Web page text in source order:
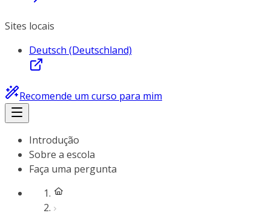
Sites locais
Deutsch (Deutschland)
Recomende um curso para mim
Introdução
Sobre a escola
Faça uma pergunta